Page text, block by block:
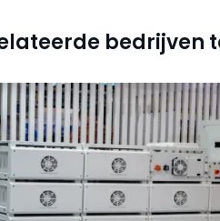
bedrijven